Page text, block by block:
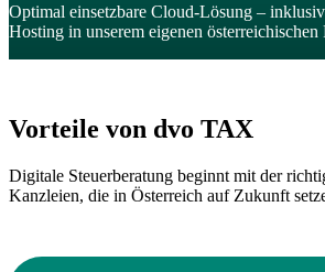
Optimal einsetzbare Cloud-Lösung –
Hosting in unserem eigenen österreichischen
Vorteile von dvo TAX
Digitale Steuerberatung beginnt mit der
Kanzleien, die in Österreich auf Zukunft